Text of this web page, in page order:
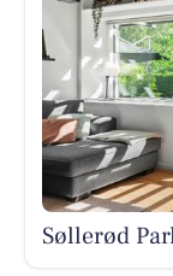
Søllerød